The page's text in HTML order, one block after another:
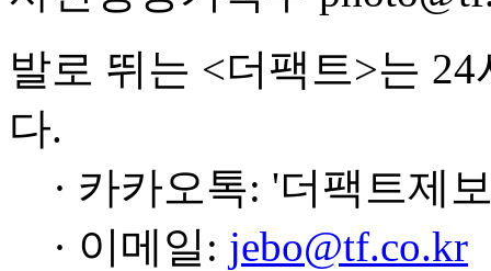
발로 뛰는 <더팩트>는
다.
· 카카오톡: '더팩트제
· 이메일: jebo@tf.co.kr